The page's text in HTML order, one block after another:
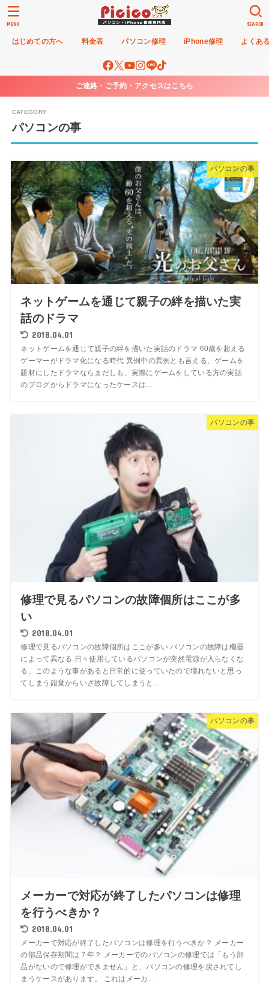
はじめての方へ 料金表 パソコン修理 iPhone修理 よくあ
SEARCH
MENU
ご連絡・ご予約・アクセスはこちら
パソコンの事
パソコンの事
ネットゲームを通じて親子の絆を描いた実
話のドラマ
2018.04.01
ネットゲームを通じて親子の絆を描いた実話のドラマ 60歳を超える
ゲーマーがドラマ化になる時代 異例中の異例とも言える、ゲームを
題材にしたドラマならまだしも、実際にゲームをしている方の実話
のブログからドラマになったケースは...
パソコンの事
修理で見るパソコンの故障個所はここが多
い
2018.04.01
修理で見るパソコンの故障個所はここが多い パソコンの故障は機器
によって異なる 日々使用しているパソコンが突然電源が入らなくな
る、このような事があると日常的に使っていたので壊れないと思っ
てしまう錯覚からいざ故障してしまうと...
パソコンの事
メーカーで対応が終了したパソコンは修理
を行うべきか？
2018.04.01
メーカーで対応が終了したパソコンは修理を行うべきか？ メーカー
の部品保存期間は７年？ メーカーでのパソコンの修理では「もう部
品がないので修理ができません」と、パソコンの修理を戻されてし
まうケースがあります。 これはメーカ...